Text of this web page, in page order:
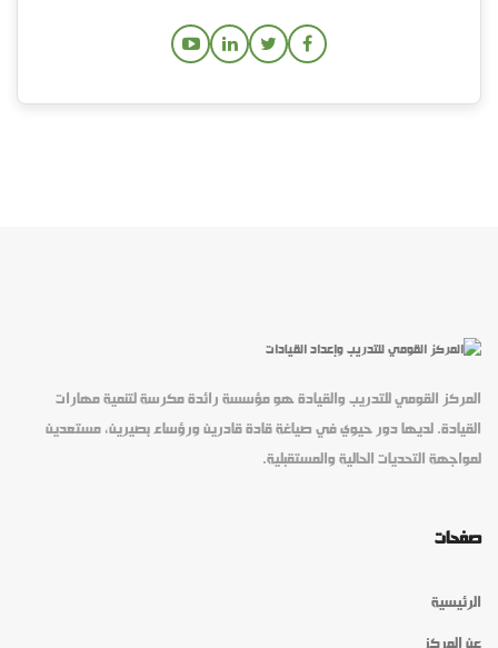
المركز القومي للتدريب والقيادة هو مؤسسة رائدة مكرسة لتنمية مهارات
القيادة. لديها دور حيوي في صياغة قادة قادرين ورؤساء بصيرين، مستعدين
لمواجهة التحديات الحالية والمستقبلية.
صفحات
الرئيسية